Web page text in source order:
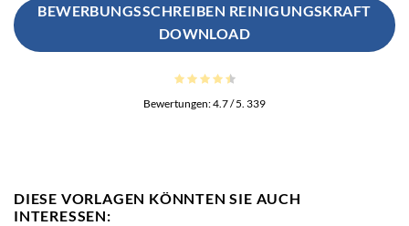
BEWERBUNGSSCHREIBEN REINIGUNGSKRAFT
DOWNLOAD
Bewertungen:4.7/ 5. 339
DIESE VORLAGEN KÖNNTEN SIE AUCH
INTERESSEN: